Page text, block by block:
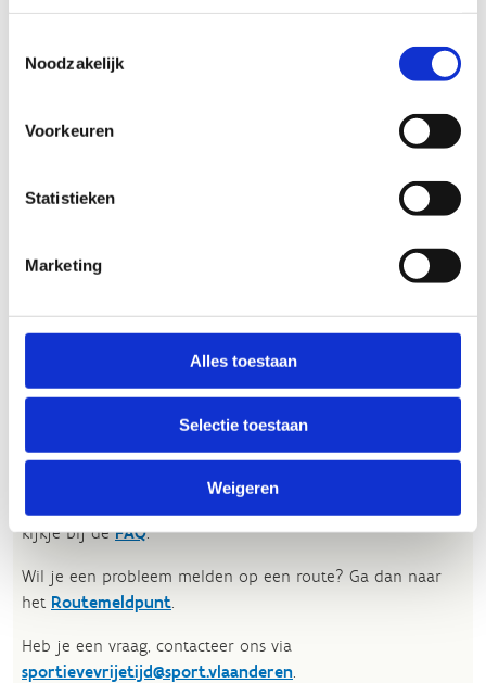
Noodzakelijk
Voorkeuren
Statistieken
Marketing
Alles toestaan
Selectie toestaan
Weigeren
Jouw beoordeling helpt de kwaliteit van de routes in kaart
te brengen en andere mountainbikers te leiden naar de
beoordelingsrichtlijnen
vind je tips om een
onze richtlijnen niet, dan kunnen wij beslissen jouw
beoordelingen te verwijderen. Wij behouden ons het recht
om kleine aanpassingen aan te brengen in het
inhoud ervan te veranderen, bijvoorbeeld om taalfouten
en leesbaarheid te verbeteren.​
kijkje bij deFAQ.
Wil je een probleem melden op een route? Ga dan naar
het Routemeldpunt.
Heb je een vraag, contacteer ons via
sportievevrijetijd@sport.vlaanderen.​